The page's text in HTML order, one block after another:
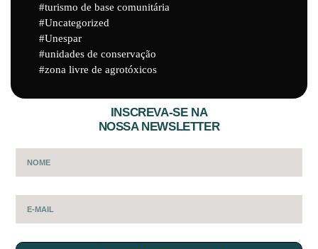
turismo de base comunitária
Uncategorized
Unespar
unidades de conservação
zona livre de agrotóxicos
INSCREVA-SE NA
NOSSA NEWSLETTER